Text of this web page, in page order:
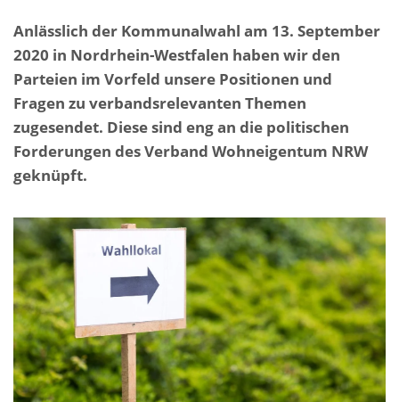
Anlässlich der Kommunalwahl am 13. September
2020 in Nordrhein-Westfalen haben wir den
Parteien im Vorfeld unsere Positionen und
Fragen zu verbandsrelevanten Themen
zugesendet. Diese sind eng an die politischen
Forderungen des Verband Wohneigentum NRW
geknüpft.